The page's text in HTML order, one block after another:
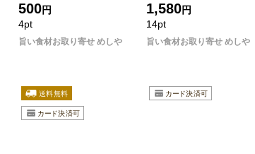
500円
4pt
旨い食材お取り寄せ めしや
1,580円
14pt
旨い食材お取り寄せ めしや